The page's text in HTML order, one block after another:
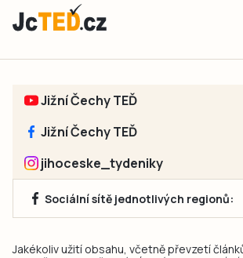
Jižní Čechy TEĎ
Jižní Čechy TEĎ
jihoceske_tydeniky
Sociální sítě jednotlivých regionů:
Jakékoliv užití obsahu, včetně převzetí